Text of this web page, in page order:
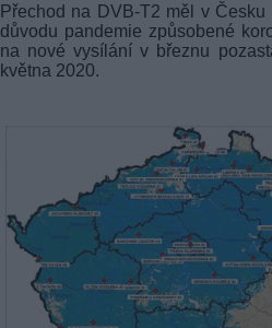
Přechod na DVB-T2 měl v
důvodu pandemie způsobené
na nové vysílání v březnu
května 2020.